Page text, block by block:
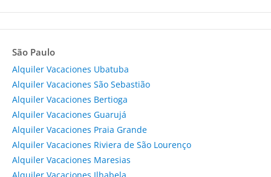
São Paulo
Alquiler Vacaciones Ubatuba
Alquiler Vacaciones São Sebastião
Alquiler Vacaciones Bertioga
Alquiler Vacaciones Guarujá
Alquiler Vacaciones Praia Grande
Alquiler Vacaciones Riviera de São Lourenço
Alquiler Vacaciones Maresias
Alquiler Vacaciones Ilhabela